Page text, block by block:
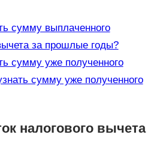
сумму выплаченного
за прошлые годы?
сумму уже полученного
сумму уже полученного
налогового вычета